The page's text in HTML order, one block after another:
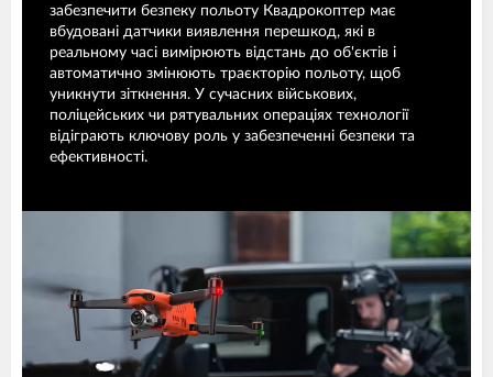
забезпечити безпеку польоту Квадрокоптер має
вбудовані датчики виявлення перешкод, які в
реальному часі вимірюють відстань до об'єктів і
автоматично змінюють траєкторію польоту, щоб
уникнути зіткнення. У сучасних військових,
поліцейських чи рятувальних операціях технології
відіграють ключову роль у забезпеченні безпеки та
ефективності.